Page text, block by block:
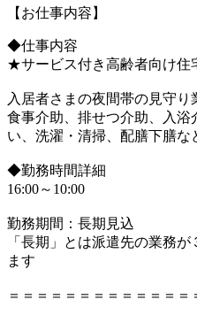
【お仕事内容】
◆仕事内容
★サービス付き高齢者向け住
入居者さまの夜間帯の見守り
食事介助、排せつ介助、入
い、洗濯・清掃、配膳下膳な
◆勤務時間詳細
16:00～10:00
勤務期間：長期見込
「長期」とは派遣先の業務
ます
＝＝＝＝＝＝＝＝＝＝＝＝＝